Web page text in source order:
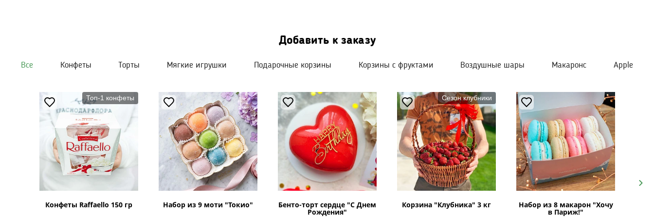
Добавить к заказу
Все Конфеты Торты Мягкие игрушки Подарочные корзины Корзины с фруктами Воздушные шары Макаронс Apple
Топ-1 конфеты
Конфеты Raffaello 150 гр Набор из 9 моти "Токио" Бенто-торт сердце "С Днем
Рождения"
Сезон клубники
Корзина "Клубника" 3 кг Набор из 8 макарон "Хочу
в Париж!"
Next